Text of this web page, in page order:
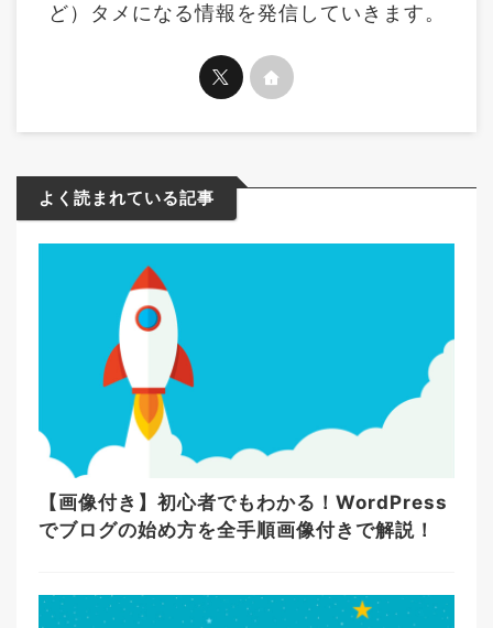
ど）タメになる情報を発信していきます。
よく読まれている記事
【画像付き】初心者でもわかる！WordPress
でブログの始め方を全手順画像付きで解説！